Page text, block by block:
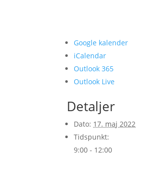
Google kalender
iCalendar
Outlook 365
Outlook Live
Detaljer
Dato: 17. maj 2022
Tidspunkt:
9:00 - 12:00